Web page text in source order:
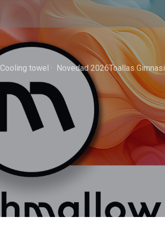
Cooling towel ·  Novedad 2026Toallas